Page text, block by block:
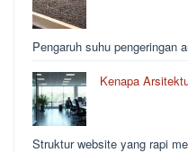
Pengaruh suhu
Kenapa
Struktur website yang rapi